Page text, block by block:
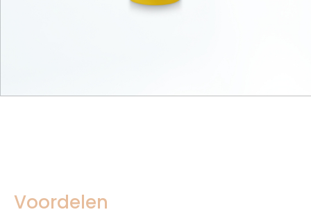
Voordelen